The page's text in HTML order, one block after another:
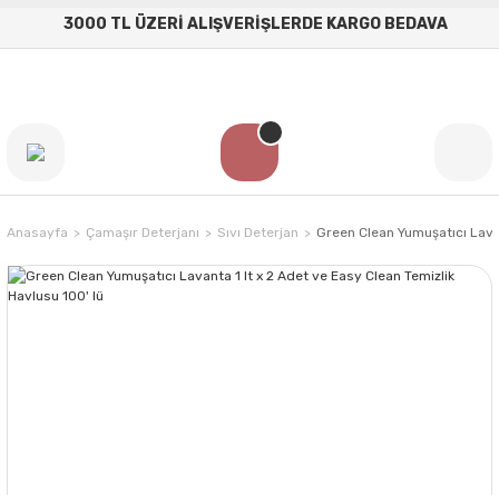
3000 TL ÜZERİ ALIŞVERİŞLERDE KARGO BEDAVA
Anasayfa Çamaşır Deterjanı Sıvı Deterjan Green Clean Yumuşatıcı